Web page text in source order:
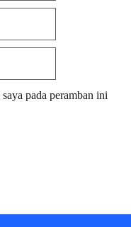
pada peramban ini